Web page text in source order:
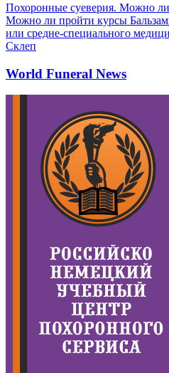
Похоронные суеверия. Можно
Можно ли пройти курсы
или средне-специального
Склеп
World Funeral News